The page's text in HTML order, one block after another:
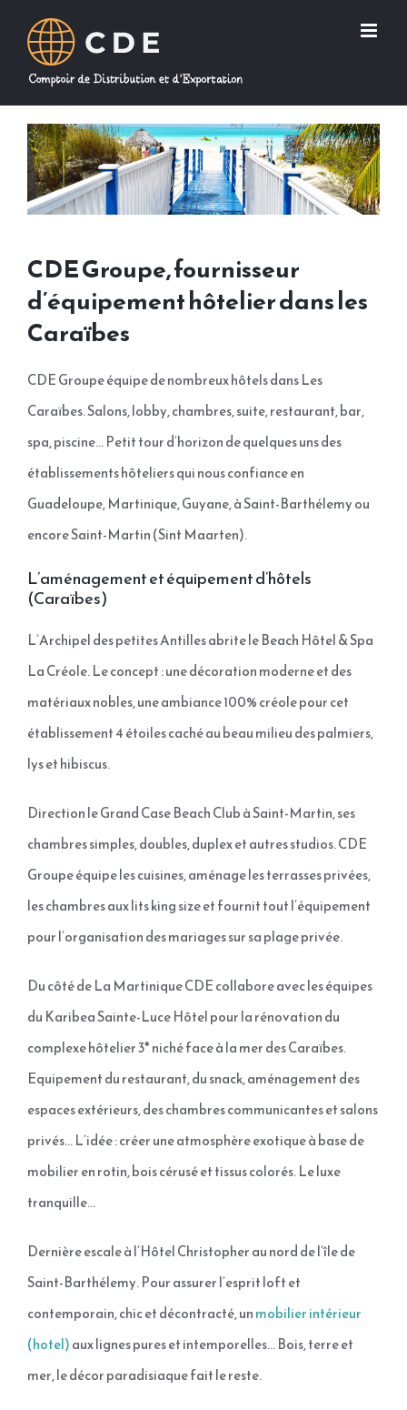
contenu
CDE Groupe, fournisseur
d’équipement hôtelier dans les
Caraïbes
CDE Groupe équipe de nombreux hôtels dans Les
Caraïbes. Salons, lobby, chambres, suite, restaurant, bar,
spa, piscine… Petit tour d’horizon de quelques uns des
établissements hôteliers qui nous confiance en
Guadeloupe, Martinique, Guyane, à Saint-Barthélemy ou
encore Saint-Martin (Sint Maarten).
L’aménagement et équipement d’hôtels
(Caraïbes)
L’Archipel des petites Antilles abrite le Beach Hôtel & Spa
La Créole. Le concept : une décoration moderne et des
matériaux nobles, une ambiance 100% créole pour cet
établissement 4 étoiles caché au beau milieu des palmiers,
lys et hibiscus.
Direction le Grand Case Beach Club à Saint-Martin, ses
chambres simples, doubles, duplex et autres studios. CDE
Groupe équipe les cuisines, aménage les terrasses privées,
les chambres aux lits king size et fournit tout l’équipement
pour l’organisation des mariages sur sa plage privée.
Du côté de La Martinique CDE collabore avec les équipes
du Karibea Sainte-Luce Hôtel pour la rénovation du
complexe hôtelier 3* niché face à la mer des Caraïbes.
Equipement du restaurant, du snack, aménagement des
espaces extérieurs, des chambres communicantes et salons
privés… L’idée : créer une atmosphère exotique à base de
mobilier en rotin, bois cérusé et tissus colorés. Le luxe
tranquille…
Dernière escale à l’Hôtel Christopher au nord de l’île de
Saint-Barthélemy. Pour assurer l’esprit loft et
contemporain, chic et décontracté, unmobilier intérieur
(hotel)aux lignes pures et intemporelles… Bois, terre et
mer, le décor paradisiaque fait le reste.